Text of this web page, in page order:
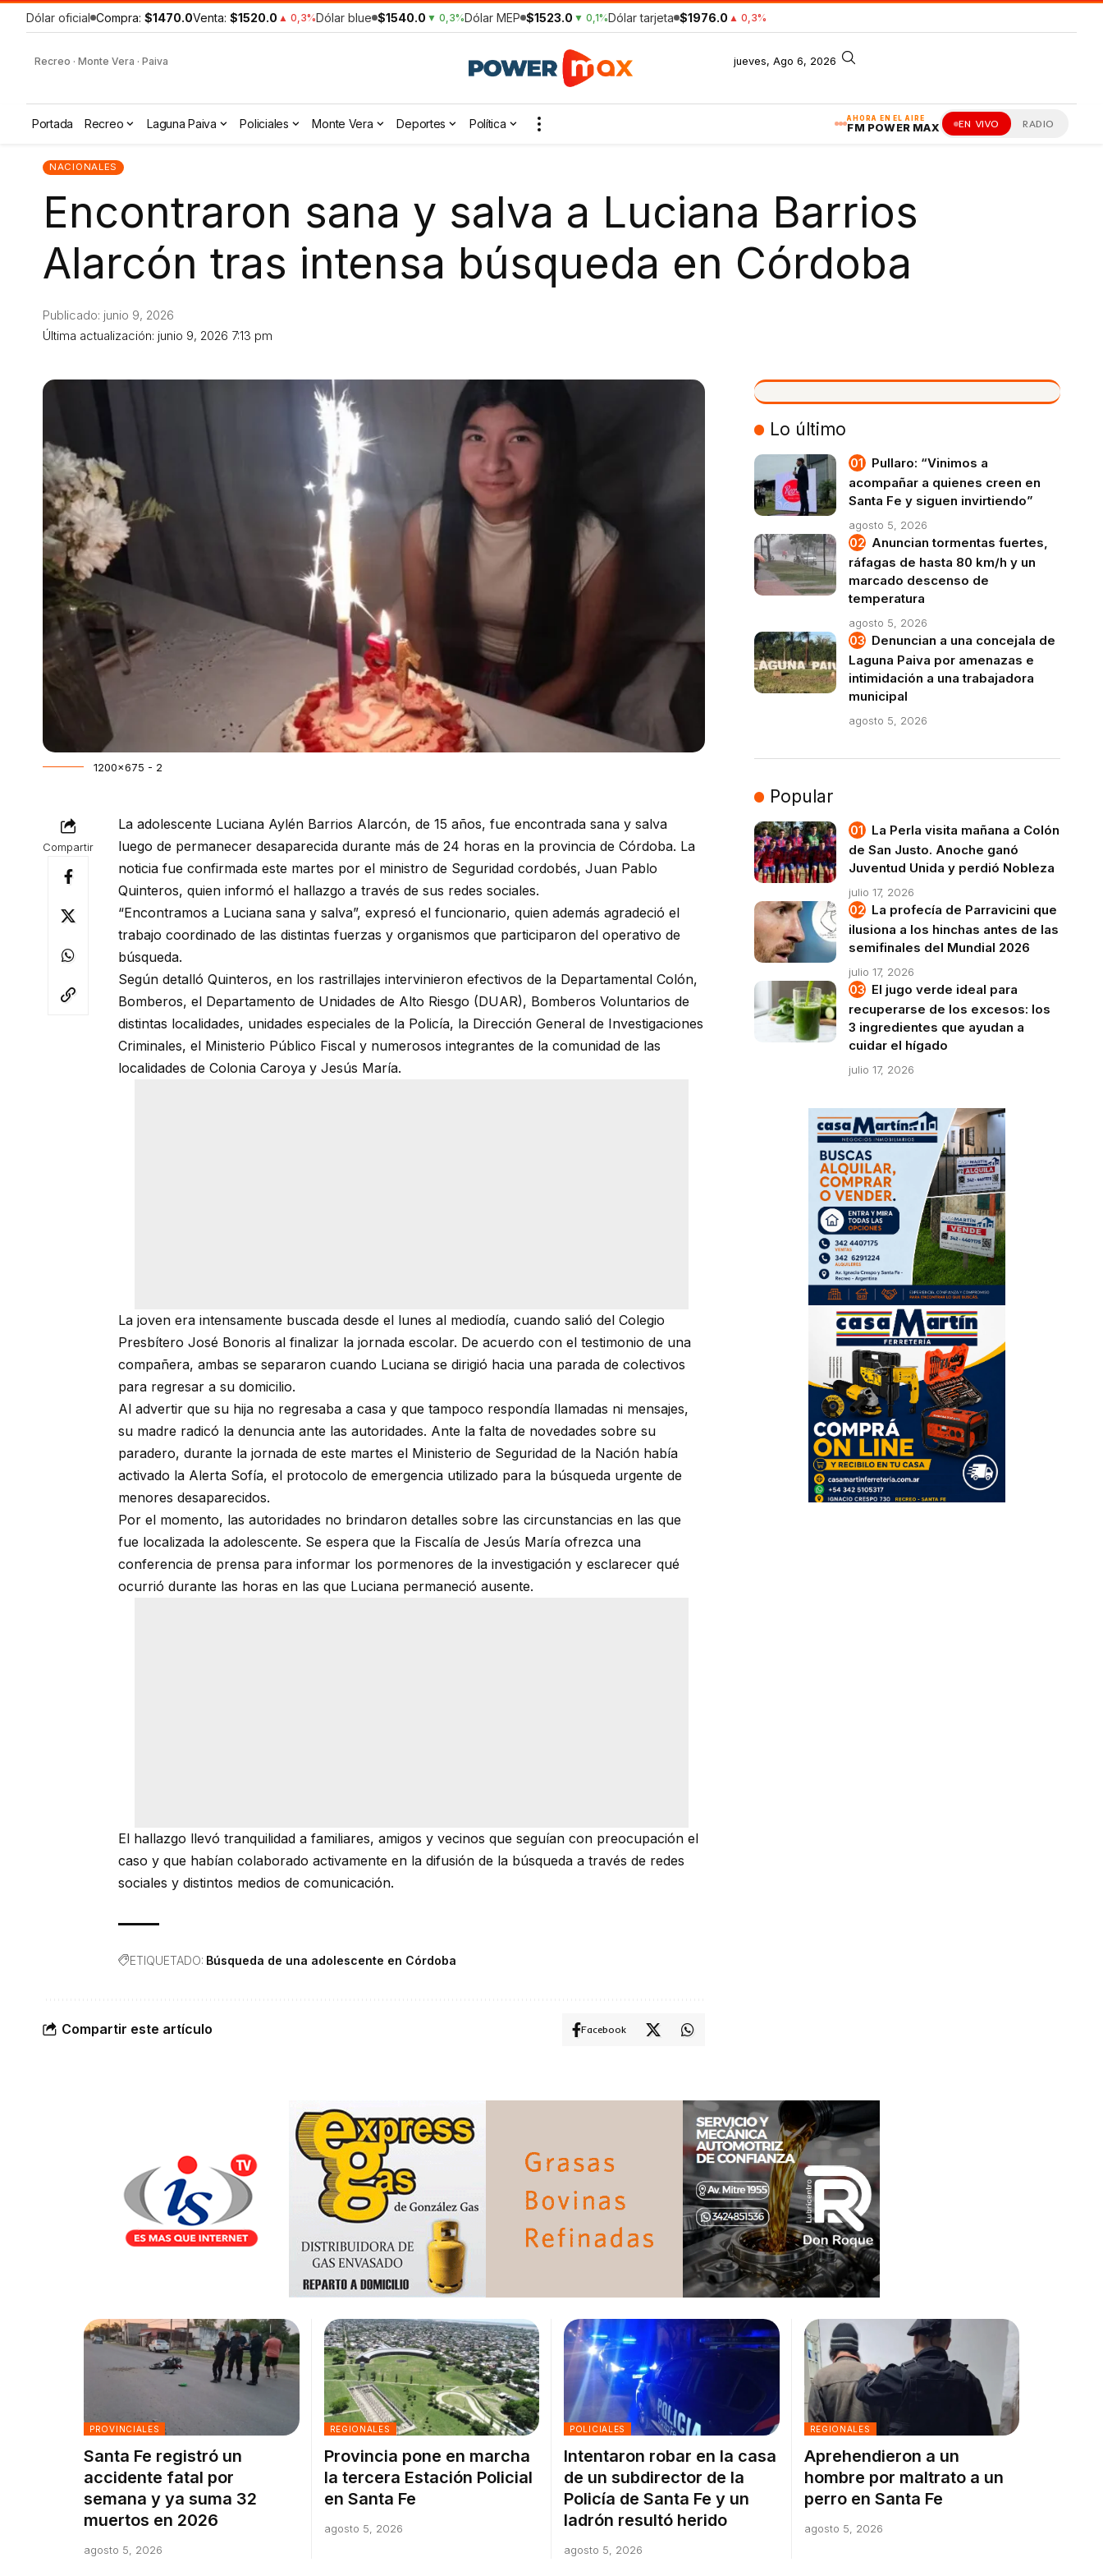
Dólar oficial Compra: $1470.0Venta: $1520.0 ▲ 0,3%Dólar blue $1540.0 ▼ 0,3%Dólar MEP $1523.0 ▼ 0,1%Dólar tarjeta $1976.0 ▲ 0,3%
Recreo · Monte Vera · Paiva jueves, Ago 6, 2026
AHORA EN EL AIRE
FM POWER MAX EN VIVO RADIO
Portada Recreo Laguna Paiva Policiales Monte Vera Deportes Política
NACIONALES
Encontraron sana y salva a Luciana Barrios
Alarcón tras intensa búsqueda en Córdoba
Última actualización: junio 9, 2026 7:13 pm
Publicado: junio 9, 2026
1200x675 - 2
Compartir
La adolescente Luciana Aylén Barrios Alarcón, de 15 años, fue encontrada sana y salva
luego de permanecer desaparecida durante más de 24 horas en la provincia de Córdoba. La
noticia fue confirmada este martes por el ministro de Seguridad cordobés, Juan Pablo
Quinteros, quien informó el hallazgo a través de sus redes sociales.
“Encontramos a Luciana sana y salva”, expresó el funcionario, quien además agradeció el
trabajo coordinado de las distintas fuerzas y organismos que participaron del operativo de
búsqueda.
Según detalló Quinteros, en los rastrillajes intervinieron efectivos de la Departamental Colón,
Bomberos, el Departamento de Unidades de Alto Riesgo (DUAR), Bomberos Voluntarios de
distintas localidades, unidades especiales de la Policía, la Dirección General de Investigaciones
Criminales, el Ministerio Público Fiscal y numerosos integrantes de la comunidad de las
localidades de Colonia Caroya y Jesús María.
La joven era intensamente buscada desde el lunes al mediodía, cuando salió del Colegio
Presbítero José Bonoris al finalizar la jornada escolar. De acuerdo con el testimonio de una
compañera, ambas se separaron cuando Luciana se dirigió hacia una parada de colectivos
para regresar a su domicilio.
Al advertir que su hija no regresaba a casa y que tampoco respondía llamadas ni mensajes,
su madre radicó la denuncia ante las autoridades. Ante la falta de novedades sobre su
paradero, durante la jornada de este martes el Ministerio de Seguridad de la Nación había
activado la Alerta Sofía, el protocolo de emergencia utilizado para la búsqueda urgente de
menores desaparecidos.
Por el momento, las autoridades no brindaron detalles sobre las circunstancias en las que
fue localizada la adolescente. Se espera que la Fiscalía de Jesús María ofrezca una
conferencia de prensa para informar los pormenores de la investigación y esclarecer qué
ocurrió durante las horas en las que Luciana permaneció ausente.
El hallazgo llevó tranquilidad a familiares, amigos y vecinos que seguían con preocupación el
caso y que habían colaborado activamente en la difusión de la búsqueda a través de redes
sociales y distintos medios de comunicación.
ETIQUETADO: Búsqueda de una adolescente en Córdoba
Compartir este artículo Facebook
VIVO
Lo último
Pullaro: “Vinimos a
acompañar a quienes creen en
Santa Fe y siguen invirtiendo”
agosto 5, 2026
Anuncian tormentas fuertes,
ráfagas de hasta 80 km/h y un
marcado descenso de
temperatura
agosto 5, 2026
Denuncian a una concejala de
Laguna Paiva por amenazas e
intimidación a una trabajadora
municipal
agosto 5, 2026
Popular
La Perla visita mañana a Colón
de San Justo. Anoche ganó
Juventud Unida y perdió Nobleza
julio 17, 2026
La profecía de Parravicini que
ilusiona a los hinchas antes de las
semifinales del Mundial 2026
julio 17, 2026
El jugo verde ideal para
recuperarse de los excesos: los
3 ingredientes que ayudan a
cuidar el hígado
julio 17, 2026
PROVINCIALES
Santa Fe registró un
accidente fatal por
semana y ya suma 32
muertos en 2026
agosto 5, 2026
REGIONALES
Provincia pone en marcha
la tercera Estación Policial
en Santa Fe
agosto 5, 2026
POLICIALES
Intentaron robar en la casa
de un subdirector de la
Policía de Santa Fe y un
ladrón resultó herido
agosto 5, 2026
REGIONALES
Aprehendieron a un
hombre por maltrato a un
perro en Santa Fe
agosto 5, 2026